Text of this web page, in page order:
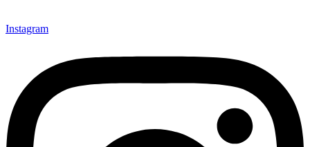
Instagram